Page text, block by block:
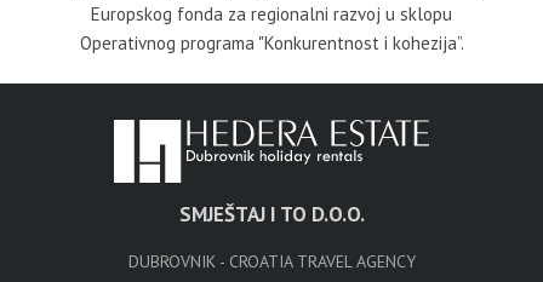
Europskog fonda za regionalni razvoj u sklopu
Operativnog programa "Konkurentnost i kohezija”.
SMJEŠTAJ I TO D.O.O.
DUBROVNIK - CROATIA TRAVEL AGENCY